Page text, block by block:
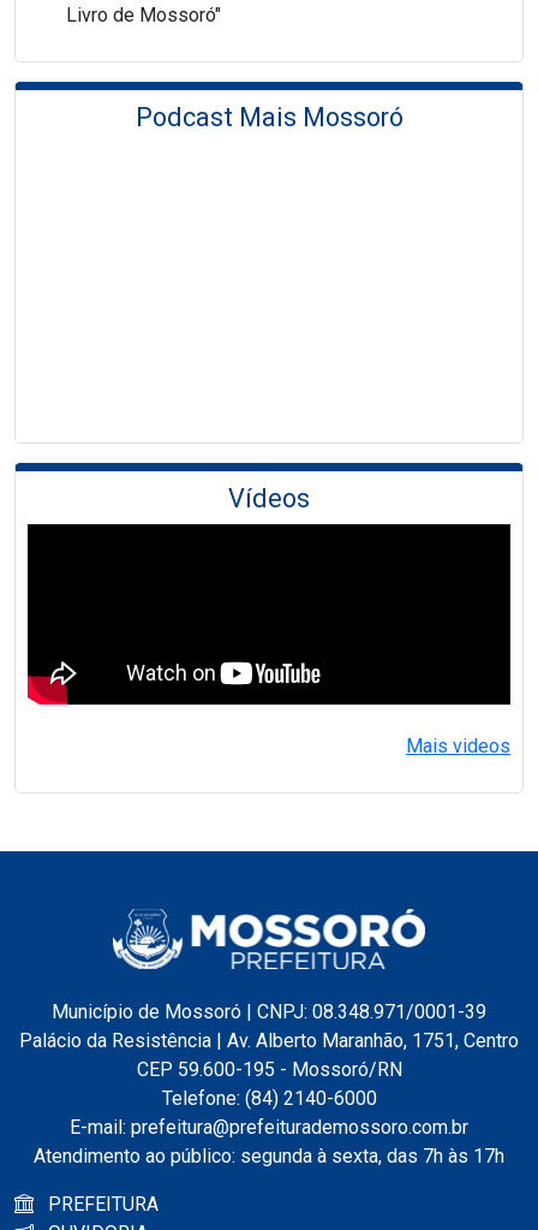
Livro de Mossoró"
Podcast Mais Mossoró
Vídeos
Mais videos
Município de Mossoró | CNPJ: 08.348.971/0001-39
Palácio da Resistência | Av. Alberto Maranhão, 1751, Centro
CEP 59.600-195 - Mossoró/RN
Telefone: (84) 2140-6000
E-mail: prefeitura@prefeiturademossoro.com.br
Atendimento ao público: segunda à sexta, das 7h às 17h
PREFEITURA